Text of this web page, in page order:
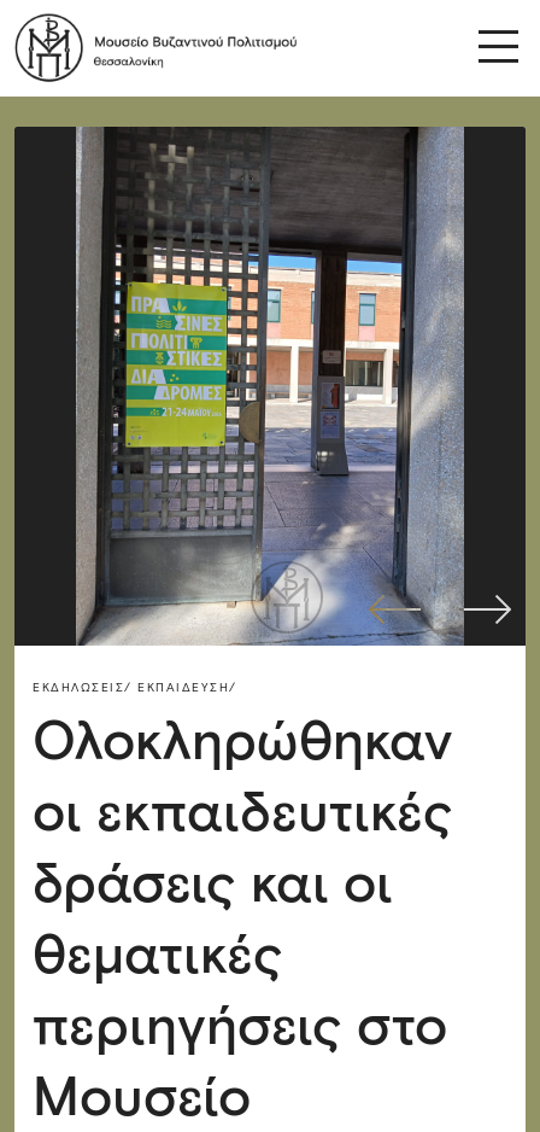
ΕΚΔΗΛΏΣΕΙΣ/ ΕΚΠΑΊΔΕΥΣΗ/
Ολοκληρώθηκαν
οι εκπαιδευτικές
δράσεις και οι
θεματικές
περιηγήσεις στο
Μουσείο